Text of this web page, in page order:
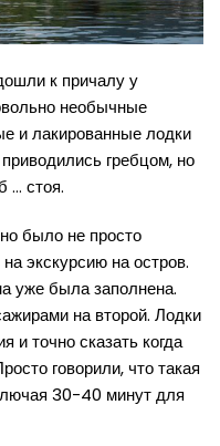
к причалу у
необычные
и лакированные лодки
гребцом, но
… стоя.
было не просто
экскурсию на остров.
уже была заполнена.
на второй. Лодки
и точно сказать когда
говорили, что такая
30-40 минут для